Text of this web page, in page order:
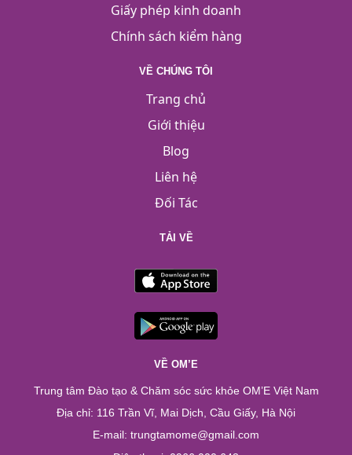
Giấy phép kinh doanh
Chính sách kiểm hàng
VỀ CHÚNG TÔI
Trang chủ
Giới thiệu
Blog
Liên hệ
Đối Tác
TẢI VỀ
VỀ OM’E
Trung tâm Đào tạo & Chăm sóc sức khỏe OM’E Việt Nam
Địa chỉ: 116 Trần Vĩ, Mai Dịch, Cầu Giấy, Hà Nội
E-mail: trungtamome@gmail.com